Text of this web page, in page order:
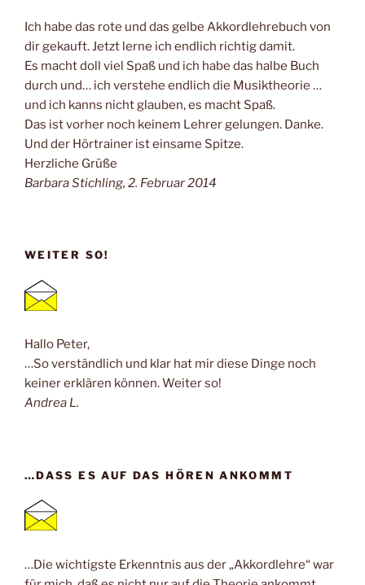
Ich habe das rote und das gelbe Akkordlehrebuch von
dir gekauft. Jetzt lerne ich endlich richtig damit.
Es macht doll viel Spaß und ich habe das halbe Buch
durch und… ich verstehe endlich die Musiktheorie …
und ich kanns nicht glauben, es macht Spaß.
Das ist vorher noch keinem Lehrer gelungen. Danke.
Und der Hörtrainer ist einsame Spitze.
Herzliche Grüße
Barbara Stichling, 2. Februar 2014
WEITER SO!
Hallo Peter,
…So verständlich und klar hat mir diese Dinge noch
keiner erklären können. Weiter so!
Andrea L.
…DASS ES AUF DAS HÖREN ANKOMMT
…Die wichtigste Erkenntnis aus der „Akkordlehre“ war